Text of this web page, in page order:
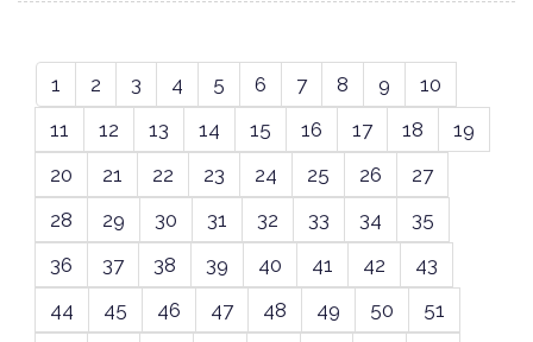
1 2 3 4 5 6 7 8 9
10
11
12 13 14 15 16 17 18
19
20
21 22 23 24 25 26
27
28
29 30 31 32 33 34
35
36
37 38 39 40 41 42
43
44
45 46 47 48 49 50
51